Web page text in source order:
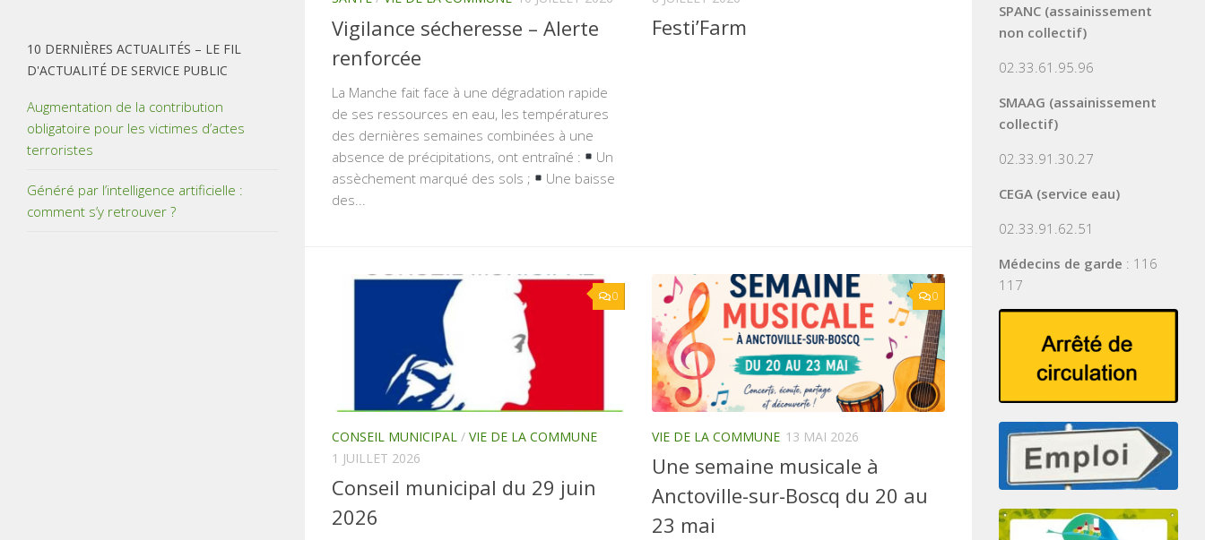
Vigilance sécheresse – Alerte
renforcée
La Manche fait face à une dégradation rapide
de ses ressources en eau, les températures
des dernières semaines combinées à une
absence de précipitations, ont entraîné :
Un
assèchement marqué des sols ;
Une baisse
des...
Festi’Farm
0
CONSEIL MUNICIPAL / VIE DE LA COMMUNE
1 JUILLET 2026
Conseil municipal du 29 juin
2026
0
VIE DE LA COMMUNE 13 MAI 2026
Une semaine musicale à
Anctoville-sur-Boscq du 20 au
23 mai
10 DERNIÈRES ACTUALITÉS – LE FIL
D'ACTUALITÉ DE SERVICE PUBLIC
Augmentation de la contribution
obligatoire pour les victimes d’actes
terroristes
Généré par l’intelligence artificielle :
comment s’y retrouver ?
SPANC (assainissement
non collectif)
02.33.61.95.96
SMAAG (assainissement
collectif)
02.33.91.30.27
CEGA (service eau)
02.33.91.62.51
Médecins de garde : 116
117